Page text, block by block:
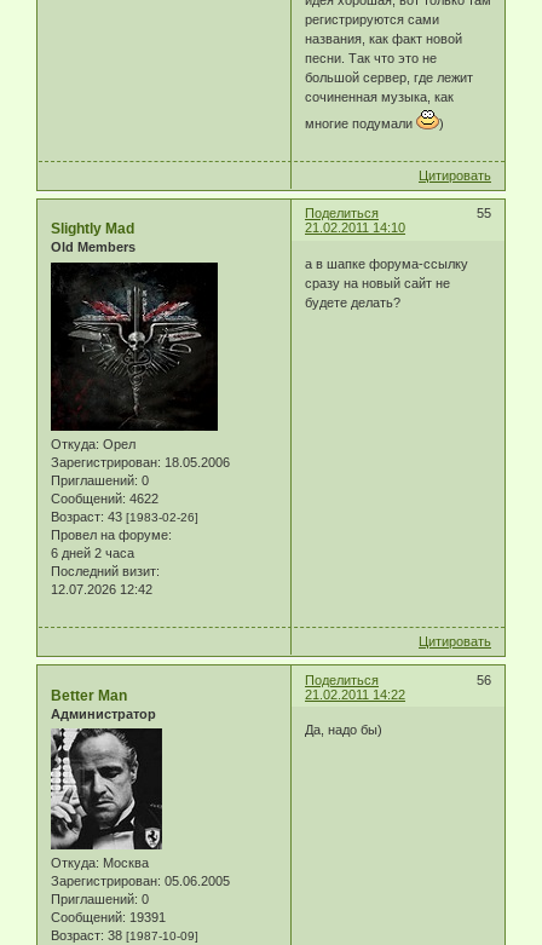
регистрируются сами
названия, как факт новой
песни. Так что это не
большой сервер, где лежит
сочиненная музыка, как
многие подумали
)
Цитировать
Поделиться
55
21.02.2011 14:10
Slightly Mad
Old Members
Откуда: Орел
Зарегистрирован: 18.05.2006
Приглашений: 0
Сообщений: 4622
Возраст: 43 [1983-02-26]
Провел на форуме:
6 дней 2 часа
Последний визит:
12.07.2026 12:42
а в шапке форума-ссылку
сразу на новый сайт не
будете делать?
Цитировать
Поделиться
56
21.02.2011 14:22
Better Man
Администратор
Откуда: Москва
Зарегистрирован: 05.06.2005
Приглашений: 0
Сообщений: 19391
Возраст: 38 [1987-10-09]
Да, надо бы)